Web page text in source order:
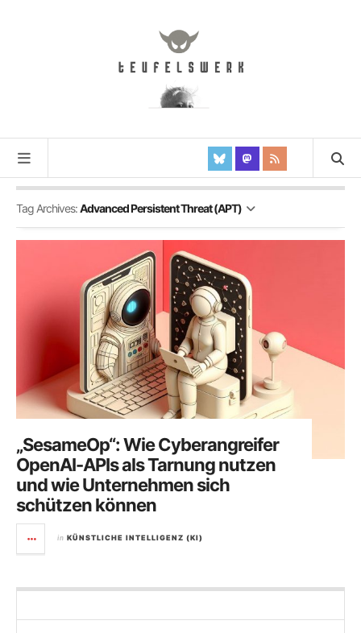
Tag Archives:Advanced Persistent Threat (APT)
„SesameOp“: Wie Cyberangreifer
OpenAI-APIs als Tarnung nutzen
und wie Unternehmen sich
schützen können
in KÜNSTLICHE INTELLIGENZ (KI)